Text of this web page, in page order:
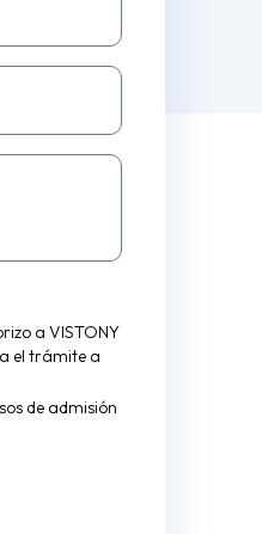
a VISTONY
el trámite a
de admisión